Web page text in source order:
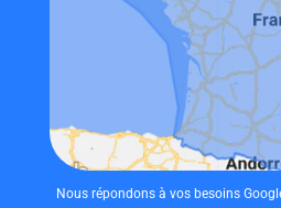
Nous répondons à vos besoins